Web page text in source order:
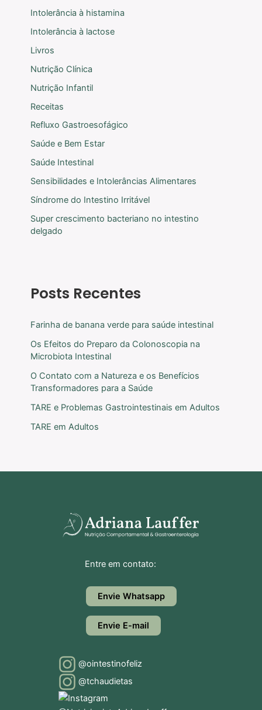
Intolerância à histamina
Intolerância à lactose
Livros
Nutrição Clínica
Nutrição Infantil
Receitas
Refluxo Gastroesofágico
Saúde e Bem Estar
Saúde Intestinal
Sensibilidades e Intolerâncias Alimentares
Síndrome do Intestino Irritável
Super crescimento bacteriano no intestino
delgado
Posts Recentes
Farinha de banana verde para saúde intestinal
Os Efeitos do Preparo da Colonoscopia na
Microbiota Intestinal
O Contato com a Natureza e os Benefícios
Transformadores para a Saúde
TARE e Problemas Gastrointestinais em Adultos
TARE em Adultos
Entre em contato:
Envie Whatsapp
Envie E-mail
@ointestinofeliz
@tchaudietas